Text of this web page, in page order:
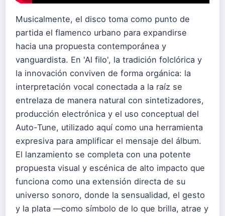
Musicalmente, el disco toma como punto de
partida el flamenco urbano para expandirse
hacia una propuesta contemporánea y
vanguardista. En 'Al filo', la tradición folclórica y
la innovación conviven de forma orgánica: la
interpretación vocal conectada a la raíz se
entrelaza de manera natural con sintetizadores,
producción electrónica y el uso conceptual del
Auto-Tune, utilizado aquí como una herramienta
expresiva para amplificar el mensaje del álbum.
El lanzamiento se completa con una potente
propuesta visual y escénica de alto impacto que
funciona como una extensión directa de su
universo sonoro, donde la sensualidad, el gesto
y la plata —como símbolo de lo que brilla, atrae y